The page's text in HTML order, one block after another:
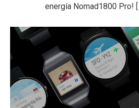
energía Nomad1800 Pro! [